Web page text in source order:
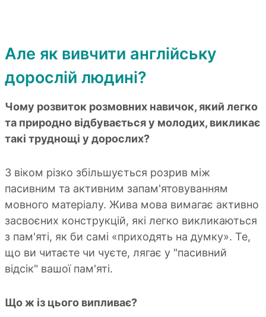
Але як вивчити англійську
дорослій людині?
Чому розвиток розмовних навичок, який легко
та природно відбувається у молодих, викликає
такі труднощі у дорослих?
З віком різко збільшується розрив між
пасивним та активним запам'ятовуванням
мовного матеріалу. Жива мова вимагає активно
засвоєних конструкцій, які легко викликаються
з пам'яті, як би самі «приходять на думку». Те,
що ви читаєте чи чуєте, лягає у "пасивний
відсік" вашої пам'яті.
Що ж із цього випливає?